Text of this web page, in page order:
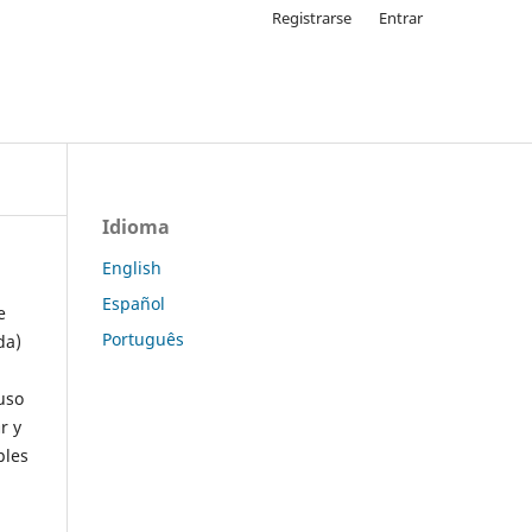
Registrarse Entrar
y
Idioma
English
Español
Português